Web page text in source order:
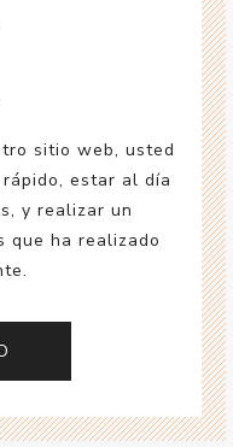
sitio web, usted
estar al día
y realizar un
que ha realizado